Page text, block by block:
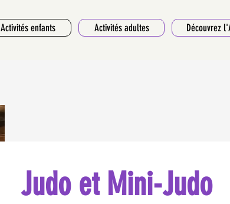
Activités enfants Activités adultes Découvrez
Judo et Mini-Judo